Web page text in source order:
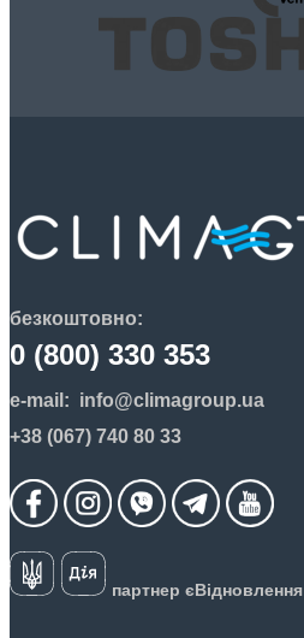
безкоштовно:
0 (800) 330 353
e-mail: info@climagroup.ua
+38 (067) 740 80 33
партнер єВідновлення